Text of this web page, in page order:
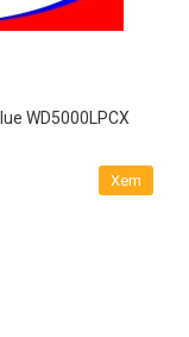
WD5000LPCX
Xem